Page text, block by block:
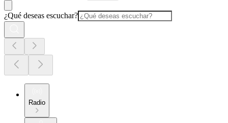
¿Qué deseas escuchar?
Radio